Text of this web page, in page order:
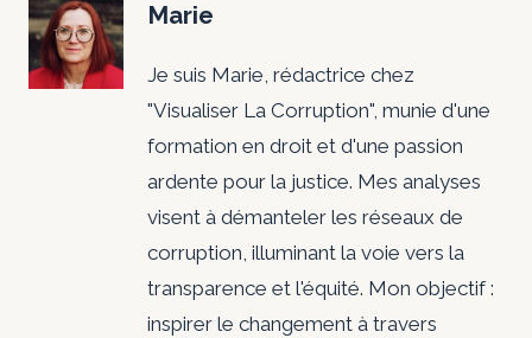
Marie
Je suis Marie, rédactrice chez
"Visualiser La Corruption", munie d'une
formation en droit et d'une passion
ardente pour la justice. Mes analyses
visent à démanteler les réseaux de
corruption, illuminant la voie vers la
transparence et l'équité. Mon objectif :
inspirer le changement à travers